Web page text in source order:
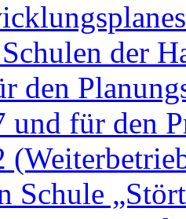
der
den
und für den
Schule